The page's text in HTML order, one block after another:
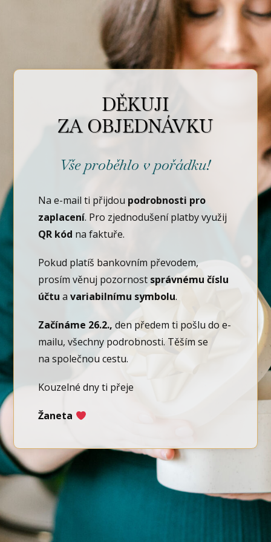
DĚKUJI
ZA OBJEDNÁVKU
Vše proběhlo v pořádku!
Na e-mail ti přijdou podrobnosti pro
zaplacení. Pro zjednodušení platby využij
QR kód na faktuře.
Pokud platíš bankovním převodem,
prosím věnuj pozornost správnému číslu
účtu avariabilnímu symbolu.
Začínáme 26.2.,den předem ti pošlu do e-
mailu, všechny podrobnosti. Těším se
na společnou cestu.
Kouzelné dny ti přeje
Žaneta